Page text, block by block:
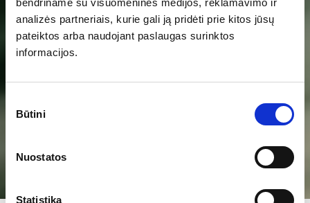
bendriname su visuomeninės medijos, reklamavimo ir
analizės partneriais, kurie gali ją pridėti prie kitos jūsų
pateiktos arba naudojant paslaugas surinktos
informacijos.
pasirinkimas
Būtini
Nuostatos
Statistika
Abiems?